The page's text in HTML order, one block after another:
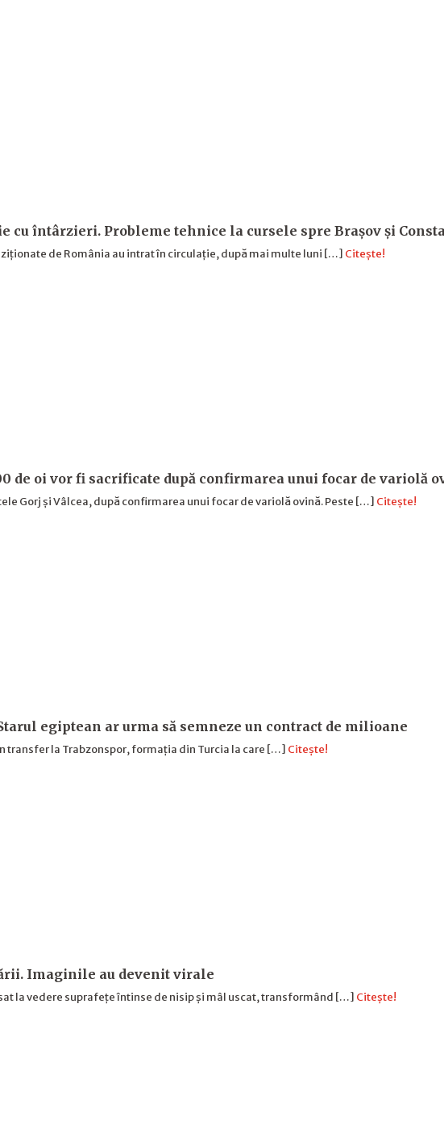
întârzieri. Probleme tehnice la cursele spre Brașov și
de România au intrat în circulație, după mai multe luni […] Citește!
de oi vor fi sacrificate după confirmarea unui focar de variolă
Gorj și Vâlcea, după confirmarea unui focar de variolă ovină. Peste […] Citește!
egiptean ar urma să semneze un contract de milioane
transfer la Trabzonspor, formația din Turcia la care […] Citește!
Imaginile au devenit virale
la vedere suprafețe întinse de nisip și mâl uscat, transformând […] Citește!